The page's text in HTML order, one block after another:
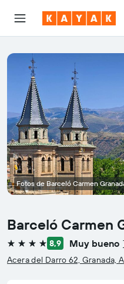
Barceló Carmen
4 estrellas8,9 Muy bueno
Acera del Darro 62, Granada,
Fotos de Barceló Carmen